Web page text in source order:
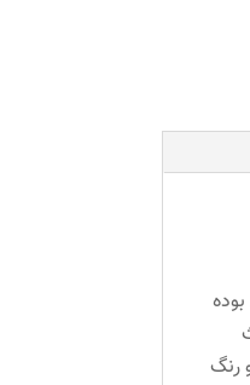
۱ به ۱/۵ برای رنگ مو های معمولی اکسیدان ۶ درصد و رنگ